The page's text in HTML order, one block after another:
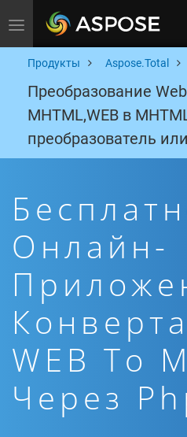
Toggle navigation
Продукты Aspose.Total
Преобразование
MHTML,WEB в
преобразователь
Онлайн-
WEB To
Через